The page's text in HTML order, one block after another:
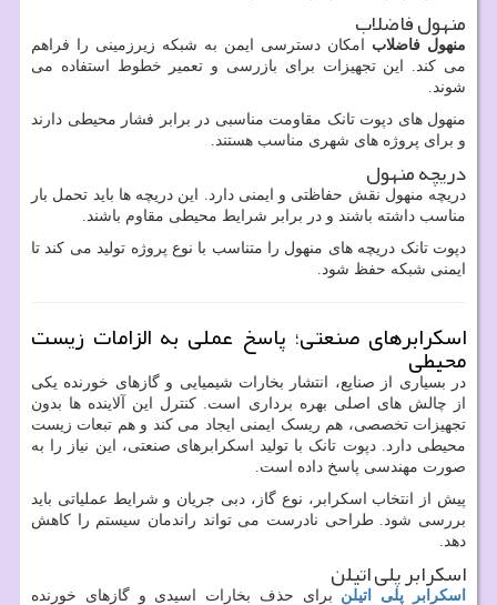
منهول فاضلاب
منهول فاضلاب امکان دسترسی ایمن به شبکه زیرزمینی را فراهم
می کند. این تجهیزات برای بازرسی و تعمیر خطوط استفاده می
شوند.
منهول های دپوت تانک مقاومت مناسبی در برابر فشار محیطی دارند
و برای پروژه های شهری مناسب هستند.
دریچه منهول
دریچه منهول نقش حفاظتی و ایمنی دارد. این دریچه ها باید تحمل بار
مناسب داشته باشند و در برابر شرایط محیطی مقاوم باشند.
دپوت تانک دریچه های منهول را متناسب با نوع پروژه تولید می کند تا
ایمنی شبکه حفظ شود.
اسکرابرهای صنعتی؛ پاسخ عملی به الزامات زیست
محیطی
در بسیاری از صنایع، انتشار بخارات شیمیایی و گازهای خورنده یکی
از چالش های اصلی بهره برداری است. کنترل این آلاینده ها بدون
تجهیزات تخصصی، هم ریسک ایمنی ایجاد می کند و هم تبعات زیست
محیطی دارد. دپوت تانک با تولید اسکرابرهای صنعتی، این نیاز را به
صورت مهندسی پاسخ داده است.
پیش از انتخاب اسکرابر، نوع گاز، دبی جریان و شرایط عملیاتی باید
بررسی شود. طراحی نادرست می تواند راندمان سیستم را کاهش
دهد.
اسکرابر پلی اتیلن
اسکرابر پلی اتیلن برای حذف بخارات اسیدی و گازهای خورنده